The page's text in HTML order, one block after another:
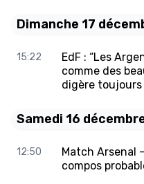
Dimanche 17
15:22
EdF : “Les
comme des
digère toujours
Samedi 16
12:50
Match Arsenal
compos